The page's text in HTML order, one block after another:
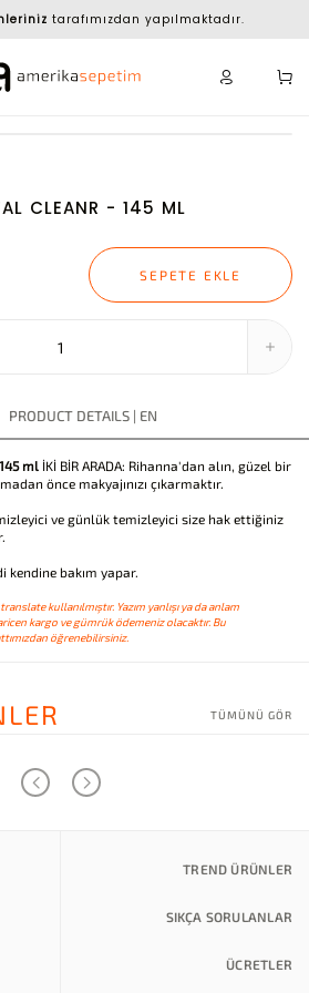
tarafımızdan yapılmaktadır.
CLEANR - 145 ML
SEPETE EKLE
PRODUCT DETAILS | EN
ml İKİ BİR ARADA: Rihanna'dan alın, güzel bir
önce makyajınızı çıkarmaktır.
ve günlük temizleyici size hak ettiğiniz
kendine bakım yapar.
kullanılmıştır. Yazım yanlışı ya da anlam
kargo ve gümrük ödemeniz olacaktır. Bu
öğrenebilirsiniz.
TÜMÜNÜ GÖR
TREND ÜRÜNLER
SIKÇA SORULANLAR
ÜCRETLER